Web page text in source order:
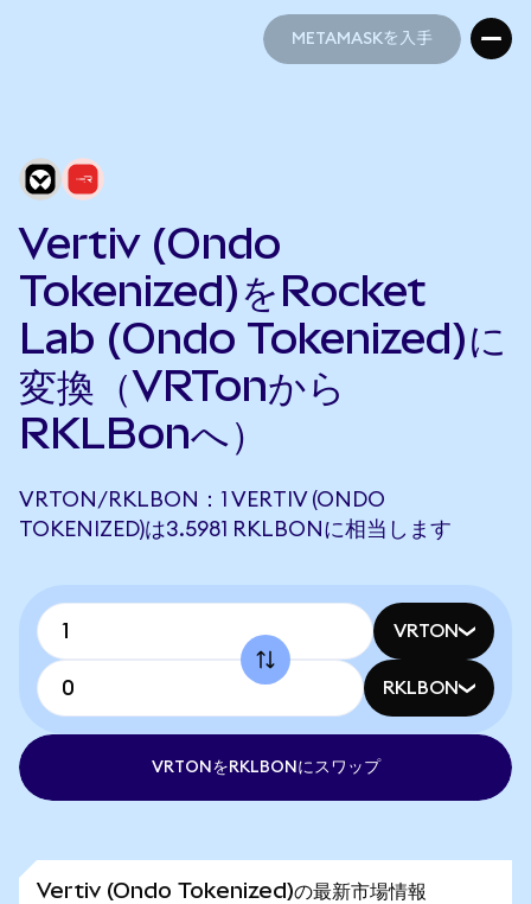
METAMASKを入手
Vertiv (Ondo
Tokenized)をRocket
Lab (Ondo Tokenized)に
変換（VRTonから
RKLBonへ）
VRTON/RKLBON：1 VERTIV (ONDO
TOKENIZED)は3.5981 RKLBONに相当します
VRTON
RKLBON
VRTONをRKLBONにスワップ
Vertiv (Ondo Tokenized)の最新市場情報